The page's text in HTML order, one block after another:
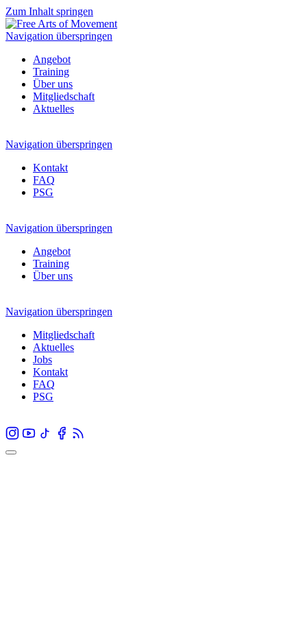
Zum Inhalt springen
Navigation überspringen
Angebot
Training
Über uns
Mitgliedschaft
Aktuelles
Navigation überspringen
Kontakt
FAQ
PSG
Navigation überspringen
Angebot
Training
Über uns
Navigation überspringen
Mitgliedschaft
Aktuelles
Jobs
Kontakt
FAQ
PSG